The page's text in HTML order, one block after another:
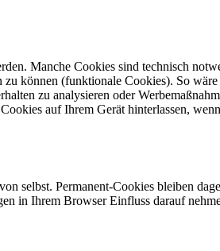
Manche Cookies sind technisch
können (funktionale Cookies). So wäre
zu analysieren oder
auf Ihrem Gerät hinterlassen,
selbst. Permanent-Cookies bleiben
in Ihrem Browser Einfluss darauf